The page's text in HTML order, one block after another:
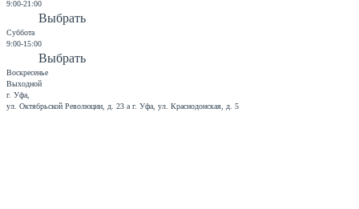
9:00-21:00
Выбрать
Суббота
9:00-15:00
Выбрать
Воскресенье
Выходной
г. Уфа,
ул. Октябрьской Революции, д. 23 а г. Уфа, ул. Краснодонская, д. 5